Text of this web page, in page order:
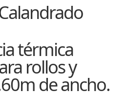
térmica
rollos y
de ancho.